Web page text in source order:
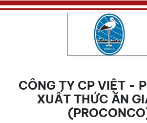
CÔNG TY CP VIỆT -
XUẤT THỨC ĂN